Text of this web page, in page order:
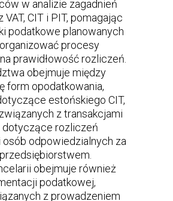
w analizie zagadnień
CIT i PIT, pomagając
podatkowe planowanych
procesy
prawidłowość rozliczeń.
obejmuje między
form opodatkowania,
estońskiego CIT,
z transakcjami
dotyczące rozliczeń
odpowiedzialnych za
obejmuje również
podatkowej,
z prowadzeniem